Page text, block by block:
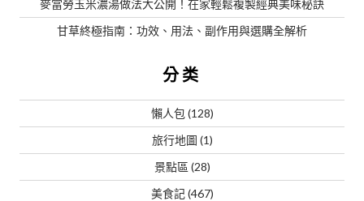
麥當勞玉米濃湯做法大公開！在家輕鬆複製經典美味秘訣
甘草終極指南：功效、用法、副作用與選購全解析
分类
懶人包 (128)
旅行地圖 (1)
景點區 (28)
美食記(467)